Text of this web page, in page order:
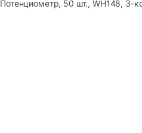
Потенциометр, 50 шт., WH148, 3-